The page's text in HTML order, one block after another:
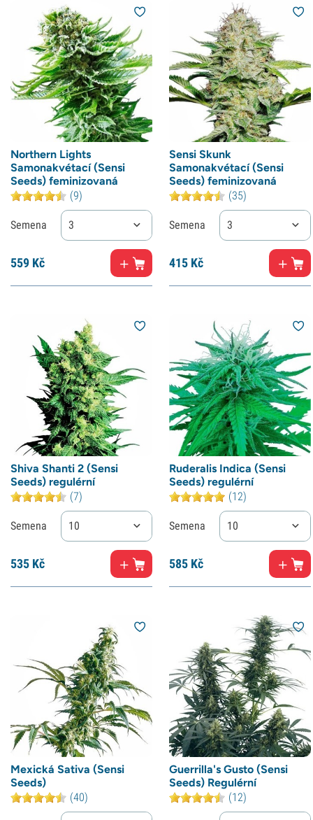
Northern Lights
Samonakvétací (Sensi
Seeds) feminizovaná
(9)
Semena 3
559 Kč
Sensi Skunk
Samonakvétací (Sensi
Seeds) feminizovaná
(35)
Semena 3
415 Kč
Shiva Shanti 2 (Sensi
Seeds) regulérní
(7)
Semena 10
535 Kč
Ruderalis Indica (Sensi
Seeds) regulérní
(12)
Semena 10
585 Kč
Mexická Sativa (Sensi
Seeds)
(40)
Guerrilla's Gusto (Sensi
Seeds) Regulérní
(12)